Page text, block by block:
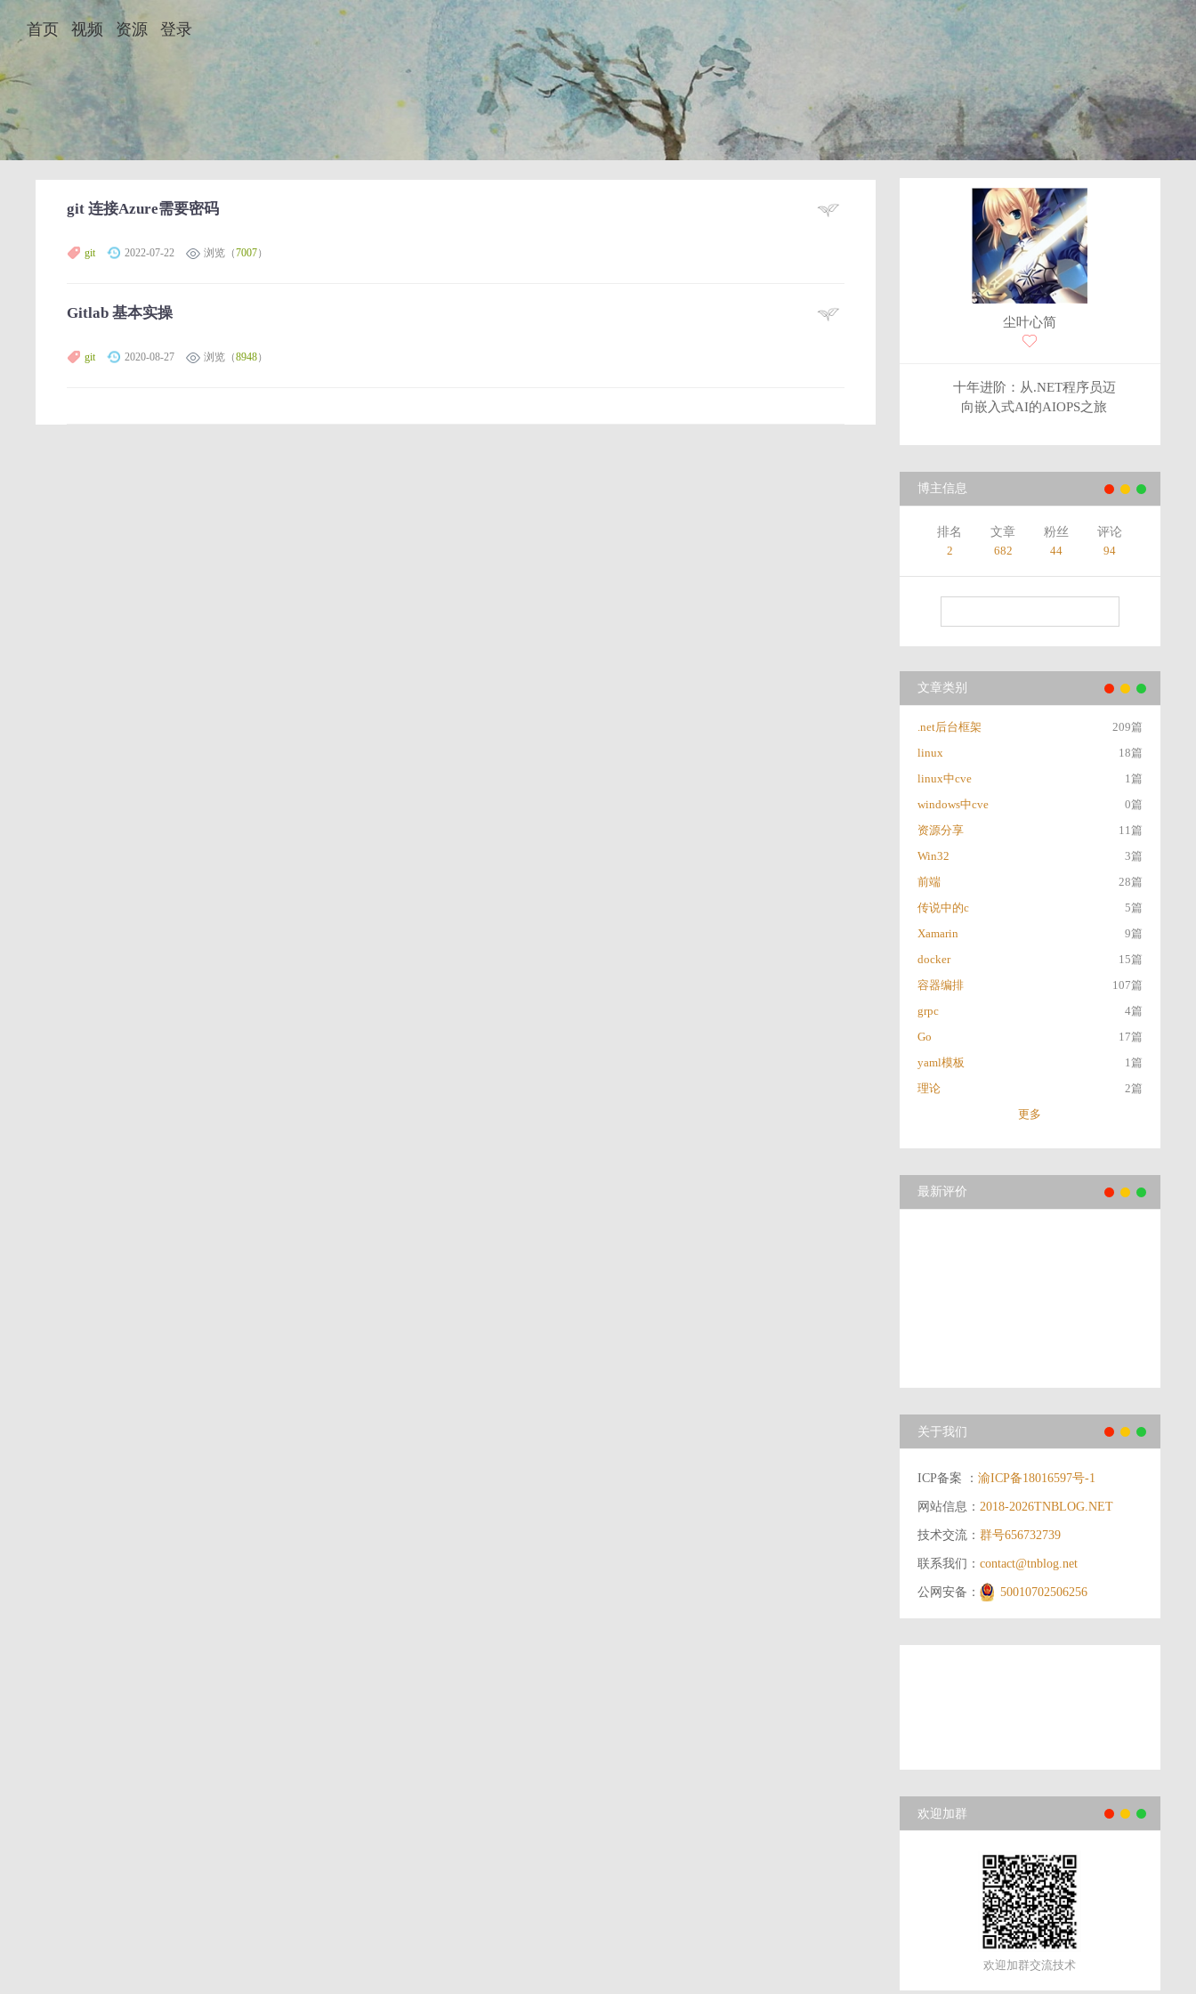
首页 视频 资源 登录
git 连接Azure需要密码
git 2022-07-22 浏览（7007）
Gitlab 基本实操
git 2020-08-27 浏览（8948）
尘叶心简
十年进阶：从.NET程序员迈
向嵌入式AI的AIOPS之旅
博主信息
排名
2
文章
682
粉丝
44
评论
94
文章类别
.net后台框架
209篇
linux
18篇
linux中cve
1篇
windows中cve
0篇
资源分享
11篇
Win32
3篇
前端
28篇
传说中的c
5篇
Xamarin
9篇
docker
15篇
容器编排
107篇
grpc
4篇
Go
17篇
yaml模板
1篇
理论
2篇
更多
最新评价
关于我们
ICP备案 ：渝ICP备18016597号-1
网站信息：2018-2026TNBLOG.NET
技术交流：群号656732739
联系我们：contact@tnblog.net
公网安备： 50010702506256
欢迎加群
欢迎加群交流技术